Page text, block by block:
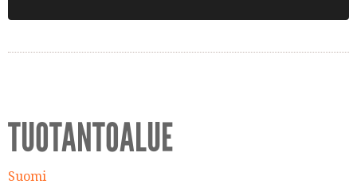
TUOTANTOALUE
Suomi